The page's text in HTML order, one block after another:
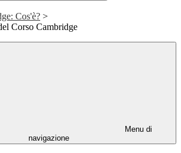
Cos'è? >
Corso Cambridge
Menu di
navigazione